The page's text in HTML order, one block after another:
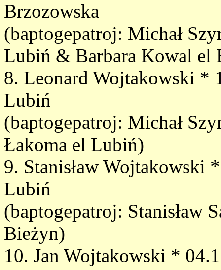
Brzozowska
(baptogepatroj: Michał
Lubiń & Barbara Kowal el
8. Leonard Wojtakowski *
Lubiń
(baptogepatroj: Michał
Łakoma el Lubiń)
9. Stanisław Wojtakowski
Lubiń
(baptogepatroj: Stanisław
Bieżyn)
10. Jan Wojtakowski *